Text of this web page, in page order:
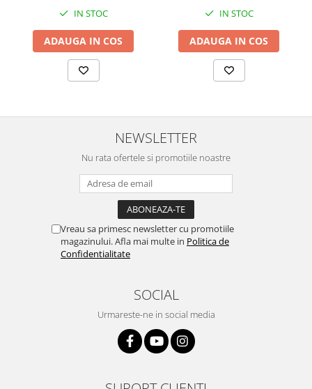
IN STOC
ADAUGA IN COS
IN STOC
ADAUGA IN COS
NEWSLETTER
Nu rata ofertele si promotiile noastre
Vreau sa primesc newsletter cu promotiile
magazinului. Afla mai multe in Politica de
Confidentialitate
SOCIAL
Urmareste-ne in social media